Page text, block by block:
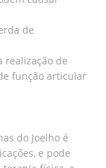
de
realização de
função articular
do Joelho é
e pode